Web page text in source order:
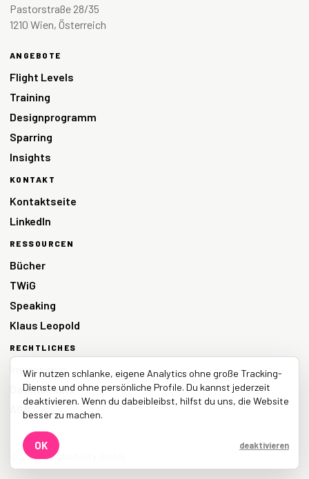
Pastorstraße 28/35
1210 Wien, Österreich
ANGEBOTE
Flight Levels
Training
Designprogramm
Sparring
Insights
KONTAKT
Kontaktseite
LinkedIn
RESSOURCEN
Bücher
TWiG
Speaking
Klaus Leopold
RECHTLICHES
Impressum
Datenschutz
AGB
© 2026 LEANability GmbH
Wir nutzen schlanke, eigene Analytics ohne große Tracking-
Dienste und ohne persönliche Profile. Du kannst jederzeit
deaktivieren. Wenn du dabeibleibst, hilfst du uns, die Website
besser zu machen.
OK deaktivieren